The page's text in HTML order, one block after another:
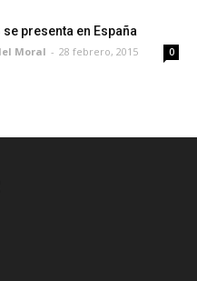
se presenta en España
Moral - 28 febrero, 2015 0